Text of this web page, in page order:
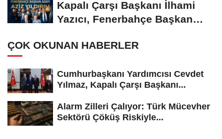
Kapalı Çarşı Başkanı İlhami
Yazıcı, Fenerbahçe Başkan
ÇOK OKUNAN HABERLER
Cumhurbaşkanı Yardımcısı Cevdet
Yılmaz, Kapalı Çarşı Başkanı...
Alarm Zilleri Çalıyor: Türk Mücevher
Sektörü Çöküş Riskiyle...